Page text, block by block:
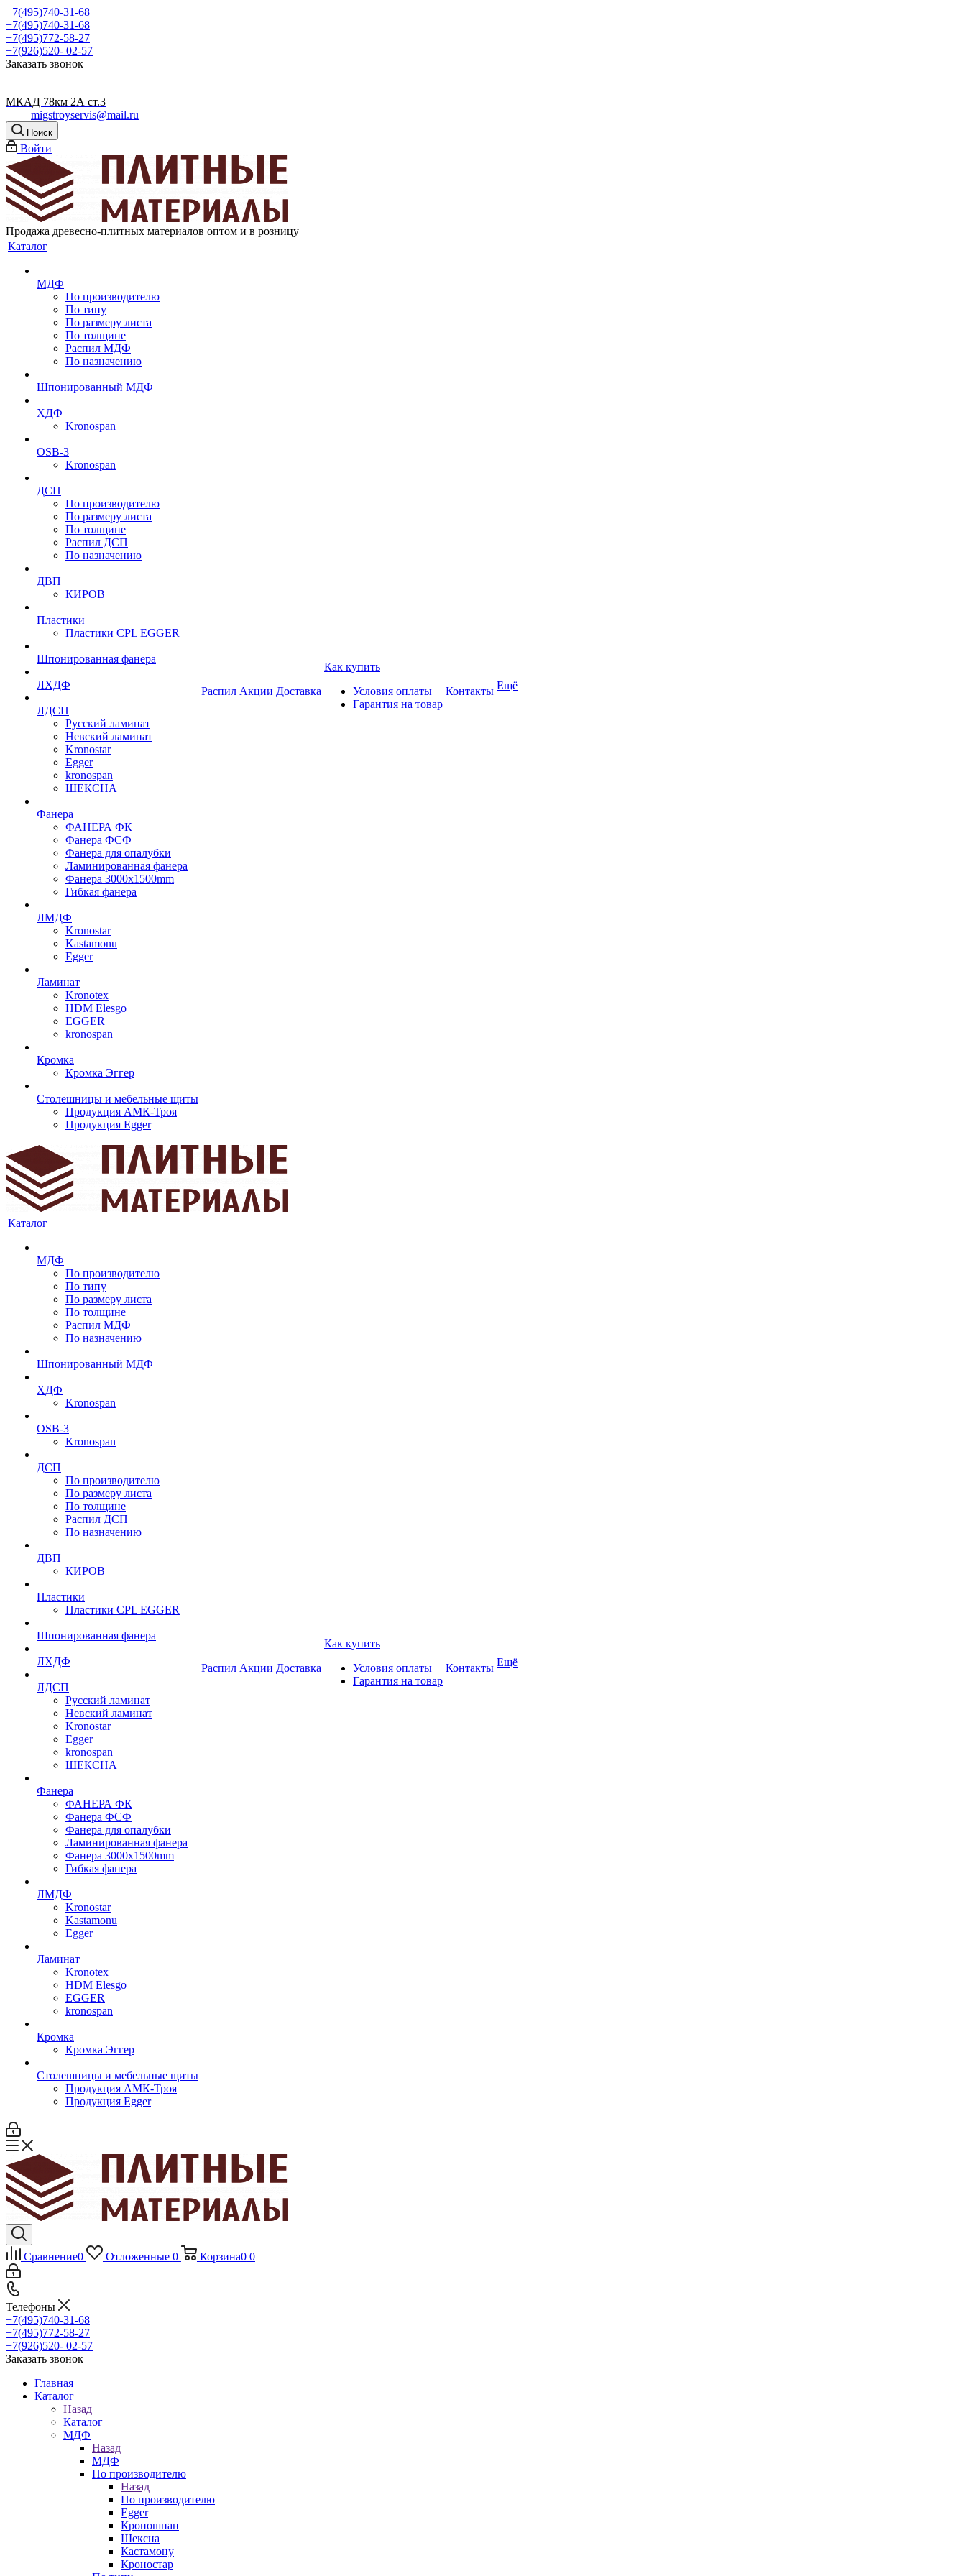
+7(495)740-31-68
+7(495)740-31-68
+7(495)772-58-27
+7(926)520- 02-57
Заказать звонок
МКАД 78км 2А ст.3
migstroyservis@mail.ru
Поиск
Войти
Продажа древесно-плитных материалов оптом и в розницу
Каталог
МДФ
По производителю
По типу
По размеру листа
По толщине
Распил МДФ
По назначению
Шпонированный МДФ
ХДФ
Kronospan
OSB-3
Kronospan
ДСП
По производителю
По размеру листа
По толщине
Распил ДСП
По назначению
ДВП
КИРОВ
Пластики
Пластики CPL EGGER
Шпонированная фанера
ЛХДФ
ЛДСП
Русский ламинат
Невский ламинат
Kronostar
Egger
kronospan
ШЕКСНА
Фанера
ФАНЕРА ФК
Фанера ФСФ
Фанера для опалубки
Ламинированная фанера
Фанера 3000х1500mm
Гибкая фанера
ЛМДФ
Kronostar
Kastamonu
Egger
Ламинат
Kronotex
HDM Elesgo
EGGER
kronospan
Кромка
Кромка Эггер
Столешницы и мебельные щиты
Продукция АМК-Троя
Продукция Egger
Распил Акции Доставка
Как купить
Условия оплаты
Гарантия на товар
Контакты Ещё
Каталог
МДФ
По производителю
По типу
По размеру листа
По толщине
Распил МДФ
По назначению
Шпонированный МДФ
ХДФ
Kronospan
OSB-3
Kronospan
ДСП
По производителю
По размеру листа
По толщине
Распил ДСП
По назначению
ДВП
КИРОВ
Пластики
Пластики CPL EGGER
Шпонированная фанера
ЛХДФ
ЛДСП
Русский ламинат
Невский ламинат
Kronostar
Egger
kronospan
ШЕКСНА
Фанера
ФАНЕРА ФК
Фанера ФСФ
Фанера для опалубки
Ламинированная фанера
Фанера 3000х1500mm
Гибкая фанера
ЛМДФ
Kronostar
Kastamonu
Egger
Ламинат
Kronotex
HDM Elesgo
EGGER
kronospan
Кромка
Кромка Эггер
Столешницы и мебельные щиты
Продукция АМК-Троя
Продукция Egger
Распил Акции Доставка
Как купить
Условия оплаты
Гарантия на товар
Контакты Ещё
Сравнение0 Отложенные 0 Корзина0 0
Телефоны
+7(495)740-31-68
+7(495)772-58-27
+7(926)520- 02-57
Заказать звонок
Главная
Каталог
Назад
Каталог
МДФ
Назад
МДФ
По производителю
Назад
По производителю
Egger
Кроношпан
Шексна
Кастамону
Кроностар